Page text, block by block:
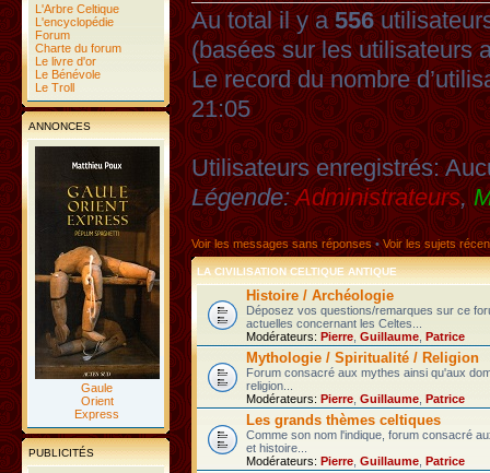
L'Arbre Celtique
L'encyclopédie
Forum
Charte du forum
Le livre d'or
Le Bénévole
Le Troll
ANNONCES
Gaule
Orient
Express
PUBLICITÉS
Au total il y a556
(basées sur les utilisateurs
Le record du nombre
21:05
Utilisateurs enregistrés:
Légende:Administrateurs,
Voir les messages sans réponses•Voir les sujets
LA CIVILISATION CELTIQUE ANTIQUE
Histoire / Archéologie
Déposez vos questions/remarques sur ce
actuelles concernant les Celtes...
Modérateurs: Pierre Guillaume Patrice
Mythologie / Spiritualité / Religion
Forum consacré aux mythes ainsi qu'aux
religion...
Modérateurs: Pierre Guillaume Patrice
Les grands thèmes celtiques
Comme son nom l'indique, forum consacré
et histoire...
Modérateurs: Pierre Guillaume Patrice